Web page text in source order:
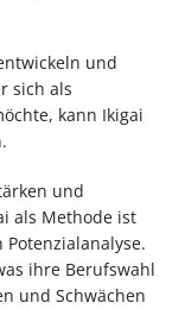
und
sich als
kann Ikigai
und
als Methode ist
ihre Berufswahl
und Schwächen